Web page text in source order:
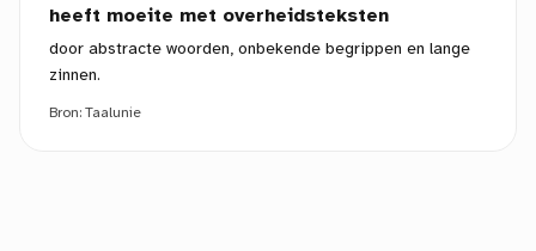
heeft moeite met overheidsteksten
door abstracte woorden, onbekende begrippen en lange
zinnen.
Bron: Taalunie